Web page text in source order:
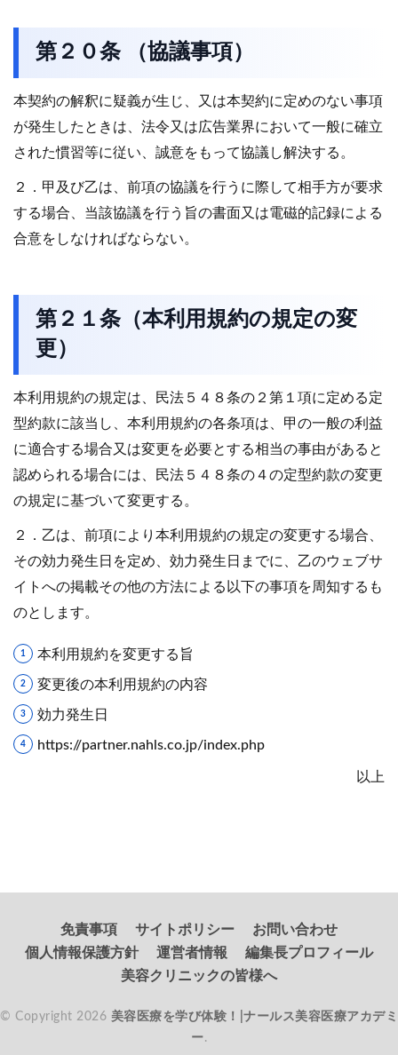
第２０条 （協議事項）
本契約の解釈に疑義が生じ、又は本契約に定めのない事項
が発生したときは、法令又は広告業界において一般に確立
された慣習等に従い、誠意をもって協議し解決する。
２．甲及び乙は、前項の協議を行うに際して相手方が要求
する場合、当該協議を行う旨の書面又は電磁的記録による
合意をしなければならない。
第２１条（本利用規約の規定の変
更）
本利用規約の規定は、民法５４８条の２第１項に定める定
型約款に該当し、本利用規約の各条項は、甲の一般の利益
に適合する場合又は変更を必要とする相当の事由があると
認められる場合には、民法５４８条の４の定型約款の変更
の規定に基づいて変更する。
２．乙は、前項により本利用規約の規定の変更する場合、
その効力発生日を定め、効力発生日までに、乙のウェブサ
イトへの掲載その他の方法による以下の事項を周知するも
のとします。
本利用規約を変更する旨
変更後の本利用規約の内容
効力発生日
https://partner.nahls.co.jp/index.php
以上
免責事項 サイトポリシー
お問い合わせ
個人情報保護方針
運営者情報
編集長プロフィール
美容クリニックの皆様へ
© Copyright 2026 美容医療を学び体験！|ナールス美容医療アカデミ
ー.